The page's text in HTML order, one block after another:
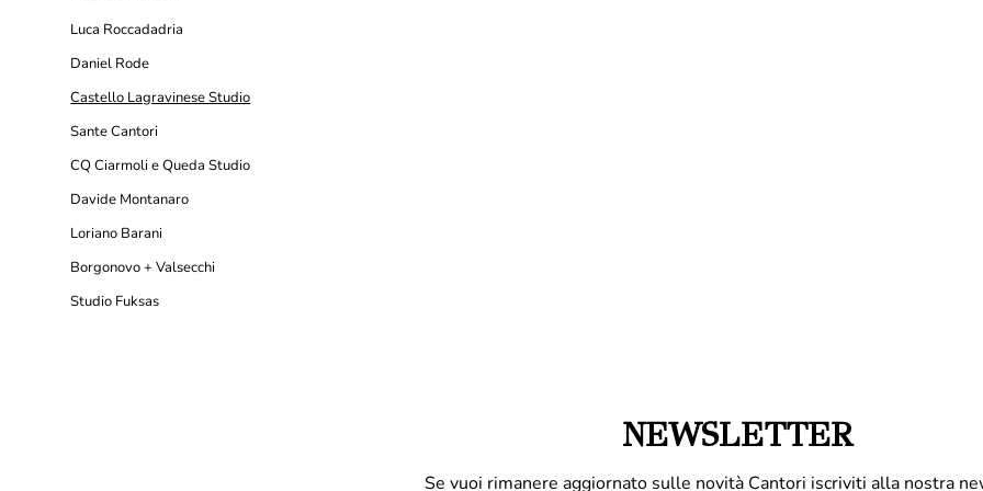
Luca Roccadadria
Daniel Rode
Castello Lagravinese Studio
Sante Cantori
CQ Ciarmoli e Queda Studio
Davide Montanaro
Loriano Barani
Borgonovo + Valsecchi
Studio Fuksas
NEWSLETTER
Se vuoi rimanere aggiornato sulle novità Cantori iscriviti alla nostra